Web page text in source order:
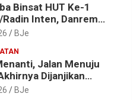
Binsat HUT Ke-1
Radin Inten, Danrem
Prestasi
BJe
Jalan Menuju
Dijanjikan
2026
BJe